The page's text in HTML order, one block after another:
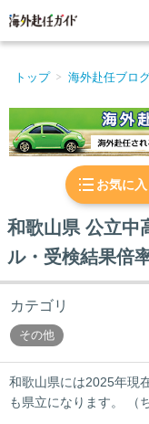
トップ 海外赴任ブロ
お気に
和歌山県 公立中
ル・受検結果倍
カテゴリ
その他
和歌山県には2025年現
も県立になります。 （